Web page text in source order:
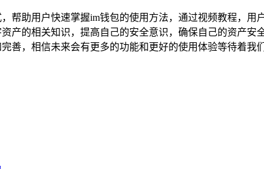
帮助用户快速掌握im钱包的使用方法，通过视频教程，
产的相关知识，提高自己的安全意识，确保自己的资产
善，相信未来会有更多的功能和更好的使用体验等待着我们